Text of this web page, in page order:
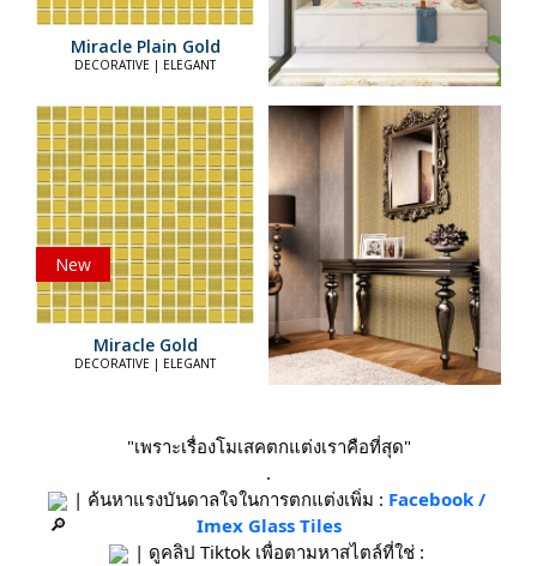
Miracle Plain Gold
DECORATIVE | ELEGANT
New
Miracle Gold
DECORATIVE | ELEGANT
"เพราะเรื่องโมเสคตกแต่งเราคือที่สุด"
.
| ค้นหาแรงบันดาลใจในการตกแต่งเพิ่ม : Facebook /
Imex Glass Tiles